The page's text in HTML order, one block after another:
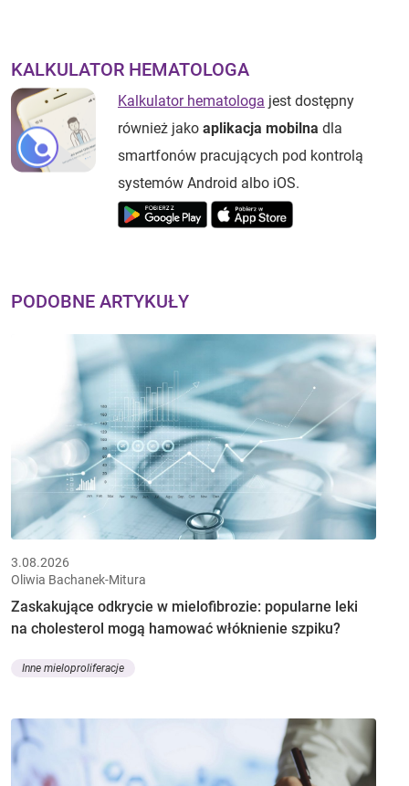
KALKULATOR HEMATOLOGA
Kalkulator hematologa jest dostępny
również jako aplikacja mobilna dla
smartfonów pracujących pod kontrolą
systemów Android albo iOS.
PODOBNE ARTYKUŁY
3.08.2026
Oliwia Bachanek-Mitura
Zaskakujące odkrycie w mielofibrozie: popularne leki
na cholesterol mogą hamować włóknienie szpiku?
Inne mieloproliferacje